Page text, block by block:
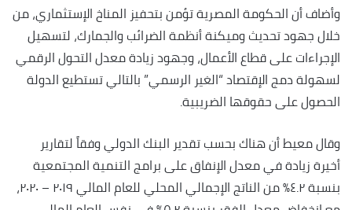
وأضاف أن الحكومة المصرية تؤمن بتحفيز المناخ الإستثماري، من
خلال جهود تحديث وميكنة أنظمة الضرائب والجمارك، لتسهيل
الإجراءات على قطاع الأعمال، وجهود زيادة معدل التحول الرقمي
لسهولة دمج الإقتصاد “الغير الرسمي” بالتالي تستطيع الدولة
الحصول على حقوقها الضريبية.
وقال معيط أن هناك بحسب تقدير البنك الدولي وفقاً لتقارير
أخيرة زيادة في معدل الإنفاق على برامج التنمية المجتمعية
بنسبة ٤.٢٪؜ من الناتج الإجمالي المحلي للعام المالي ٢٠١٩ – ٢٠٢٠،